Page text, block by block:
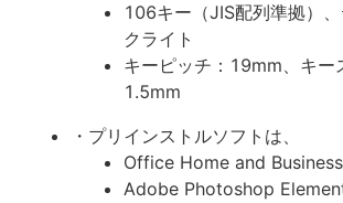
106キー（JIS配列準拠）
クライト
キーピッチ：19mm、キー
1.5mm
・プリインストルソフトは、
Office Home and
Adobe Photoshop